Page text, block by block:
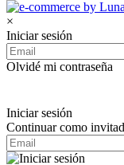
×
Iniciar sesión
Olvidé mi contraseña
Iniciar sesión
Continuar como